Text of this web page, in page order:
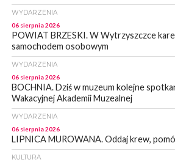
WYDARZENIA
06 sierpnia 2026
POWIAT BRZESKI. W Wytrzyszczce
samochodem osobowym
WYDARZENIA
06 sierpnia 2026
BOCHNIA. Dziś w muzeum kolejne
Wakacyjnej Akademii Muzealnej
WYDARZENIA
06 sierpnia 2026
LIPNICA MUROWANA. Oddaj krew,
KULTURA